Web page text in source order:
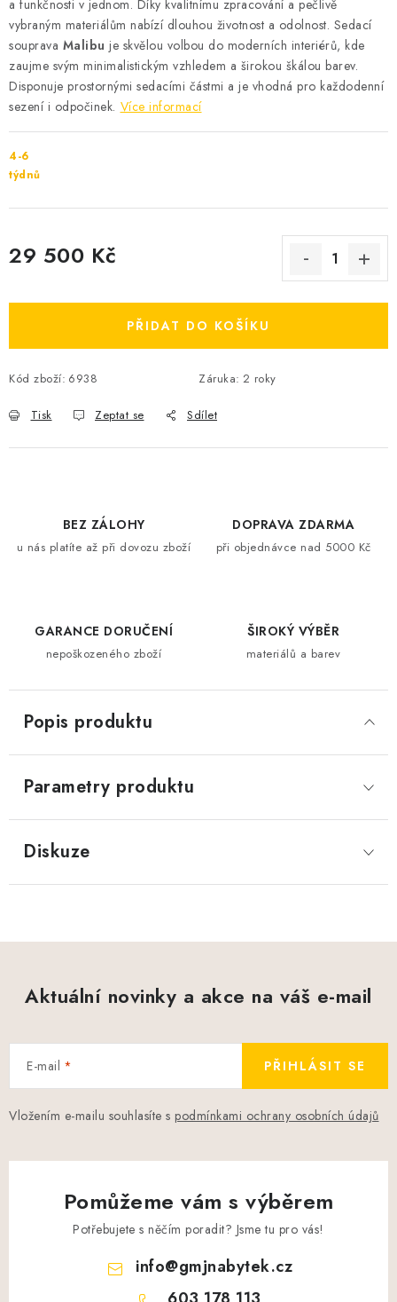
a funkčnosti v jednom. Díky kvalitnímu zpracování a pečlivě
vybraným materiálům nabízí dlouhou životnost a odolnost. Sedací
souprava Malibu je skvělou volbou do moderních interiérů, kde
zaujme svým minimalistickým vzhledem a širokou škálou barev.
Disponuje prostornými sedacími částmi a je vhodná pro každodenní
sezení i odpočinek. Více informací
4-6
týdnů
29 500 Kč
PŘIDAT DO KOŠÍKU
Kód zboží: 6938 Záruka: 2 roky
Tisk Zeptat se Sdílet
BEZ ZÁLOHY
u nás platíte až při dovozu zboží
DOPRAVA ZDARMA
při objednávce nad 5000 Kč
GARANCE DORUČENÍ
nepoškozeného zboží
ŠIROKÝ VÝBĚR
materiálů a barev
Popis produktu
Parametry produktu
Diskuze
Aktuální novinky a akce na váš e-mail
E-mail
Vložením e-mailu souhlasíte s podmínkami ochrany osobních údajů
PŘIHLÁSIT SE
Pomůžeme vám s výběrem
Potřebujete s něčím poradit? Jsme tu pro vás!
info@gmjnabytek.cz